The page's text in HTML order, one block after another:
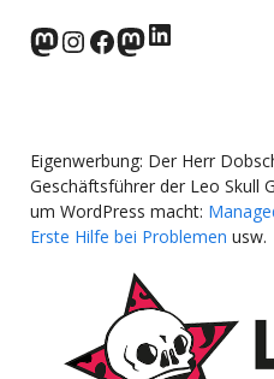
norden.social
Instagram
Facebook
wp-punks.social
LinkedIn
Eigenwerbung: Der Herr
Geschäftsführer der Leo Skull
um WordPress macht:
Erste Hilfe bei Problemen usw.